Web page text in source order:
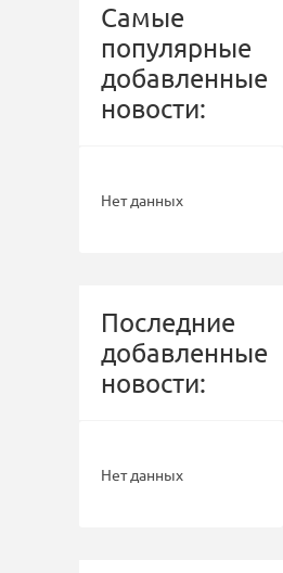
Самые
популярные
добавленные
новости:
Нет данных
Последние
добавленные
новости:
Нет данных